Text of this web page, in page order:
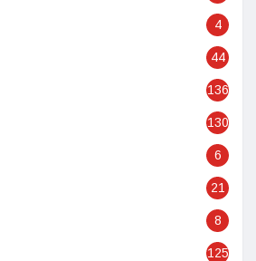
4
44
136
130
6
21
8
125